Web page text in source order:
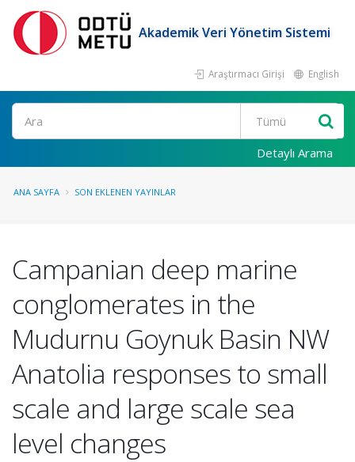
Akademik Veri Yönetim Sistemi
Araştırmacı Girişi English
Ara
Detaylı Arama
ANA SAYFA SON EKLENEN YAYINLAR
Campanian deep marine
conglomerates in the
Mudurnu Goynuk Basin NW
Anatolia responses to small
scale and large scale sea
level changes